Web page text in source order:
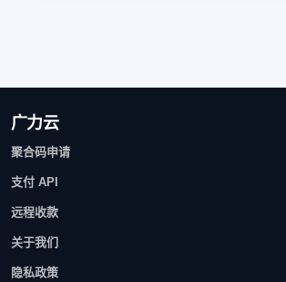
广力云
聚合码申请
支付 API
远程收款
关于我们
隐私政策